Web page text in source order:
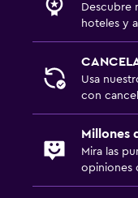
Descubre
hoteles y
Usa
con
Millones
Mira las
opiniones